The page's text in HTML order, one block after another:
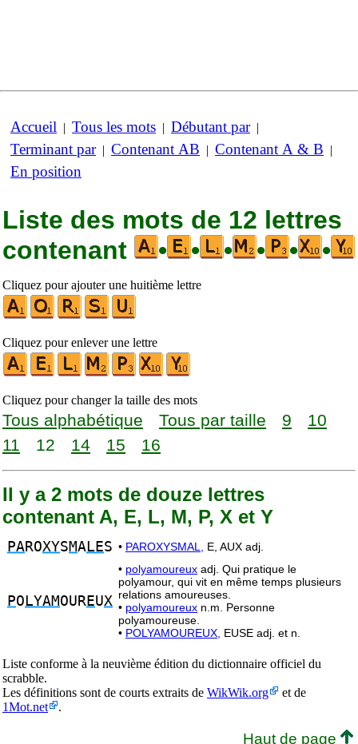
Accueil | Tous les mots | Débutant par|
Terminant par| Contenant AB | Contenant A & B |
En position
Liste des mots de 12 lettres
contenant
• • • • • •
Cliquez pour ajouter une huitième lettre
Cliquez pour enlever une lettre
Cliquez pour changer la taille des mots
Tous alphabétique Tous par taille 9
10
11
12 14 15 16
Il y a 2 mots de douze lettres
contenant A, E, L, M, P, X et Y
PAROXYSMALES • PAROXYSMAL, E, AUX adj.
PO LYAMOUREUX
• polyamoureux adj. Qui pratique le
polyamour, qui vit en même temps plusieurs
relations amoureuses.
• polyamoureux n.m. Personne
polyamoureuse.
• POLYAMOUREUX, EUSE adj. et n.
Liste conforme à la neuvième édition du dictionnaire officiel du
scrabble.
Les définitions sont de courts extraits de WikWik.org
et de
1Mot.net
.
Haut de page